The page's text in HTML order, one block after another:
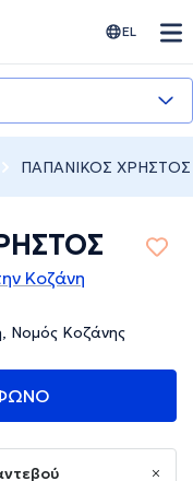
EL
ΠΑΠΑΝΙΚΟΣ ΧΡΗΣΤΟΣ
Κοζάνη
Νομός Κοζάνης